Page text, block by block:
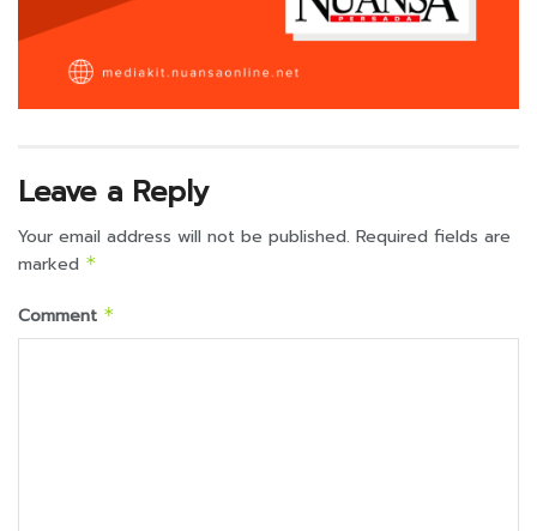
Leave a Reply
Your email address will not be published. Required fields are
marked *
Comment *